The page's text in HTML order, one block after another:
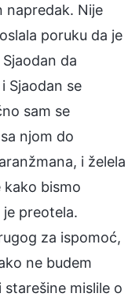
napredak. Nije
poruku da je
da
Sjaodan se
sam se
njom do
i želela
kako bismo
je preotela.
za ispomoć,
ne budem
mislile o